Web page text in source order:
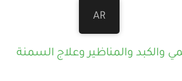
والكبد والمناظير وعلاج السمنة
AR